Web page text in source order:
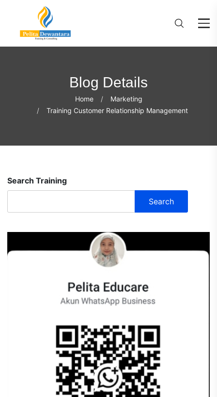
Blog Details
Home
Marketing
Training Customer Relationship Management
Search Training
Search